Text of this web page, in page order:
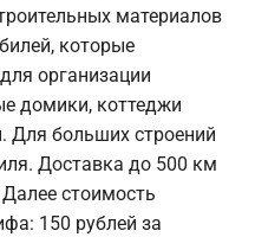
материалов
которые
организации
домики, коттеджи
Для больших строений
Доставка до 500 км
стоимость
150 рублей за